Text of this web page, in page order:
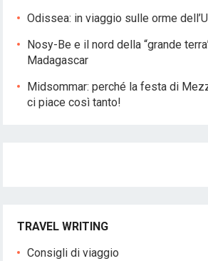
Odissea: in viaggio sulle orme
Nosy-Be e il nord della “grande
Madagascar
Midsommar: perché la festa di
ci piace così tanto!
TRAVEL WRITING
Consigli di viaggio